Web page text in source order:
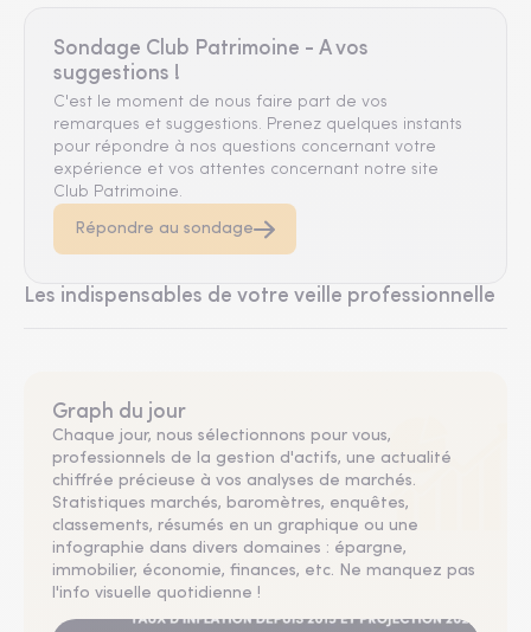
Sondage Club Patrimoine - A vos
suggestions !
C'est le moment de nous faire part de vos
remarques et suggestions. Prenez quelques instants
pour répondre à nos questions concernant votre
expérience et vos attentes concernant notre site
Club Patrimoine.
Répondre au sondage
Les indispensables de votre veille professionnelle
Graph du jour
Chaque jour, nous sélectionnons pour vous,
professionnels de la gestion d'actifs, une actualité
chiffrée précieuse à vos analyses de marchés.
Statistiques marchés, baromètres, enquêtes,
classements, résumés en un graphique ou une
infographie dans divers domaines : épargne,
immobilier, économie, finances, etc. Ne manquez pas
l'info visuelle quotidienne !